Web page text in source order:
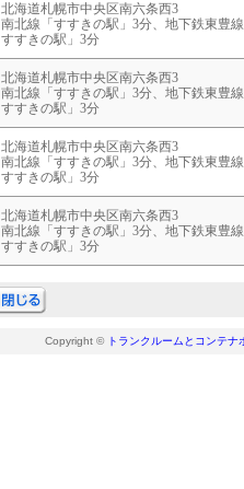
北海道札幌市中央区南六条西3
南北線「すすきの駅」3分、地下鉄東豊
すすきの駅」3分
北海道札幌市中央区南六条西3
南北線「すすきの駅」3分、地下鉄東豊
すすきの駅」3分
北海道札幌市中央区南六条西3
南北線「すすきの駅」3分、地下鉄東豊
すすきの駅」3分
北海道札幌市中央区南六条西3
南北線「すすきの駅」3分、地下鉄東豊
すすきの駅」3分
Copyright © トランクルームとコンテ